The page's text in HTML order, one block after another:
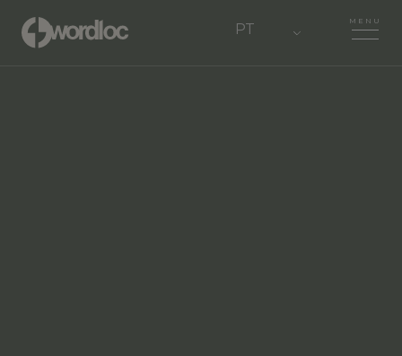
PT
MENU